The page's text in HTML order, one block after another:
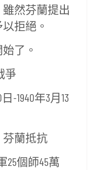
然芬蘭提出
拒絕。
了。
爭
-1940年3月13
蘭抵抗
個師45萬